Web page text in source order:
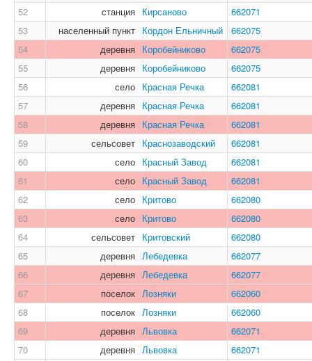
52
станция Кирсаново
662071
53
населенный пункт Кордон Ельничный
662075
54
деревня Коробейниково
662075
55
деревня Коробейниково
662075
56
село Красная Речка
662081
57
деревня Красная Речка
662081
58
деревня Красная Речка
662081
59
сельсовет Краснозаводский
662081
60
село Красный Завод
662081
61
село Красный Завод
662081
62
село Критово
662080
63
село Критово
662080
64
сельсовет Критовский
662080
65
деревня Лебедевка
662077
66
деревня Лебедевка
662077
67
поселок Лозняки
662060
68
поселок Лозняки
662060
69
деревня Львовка
662071
70
деревня Львовка
662071